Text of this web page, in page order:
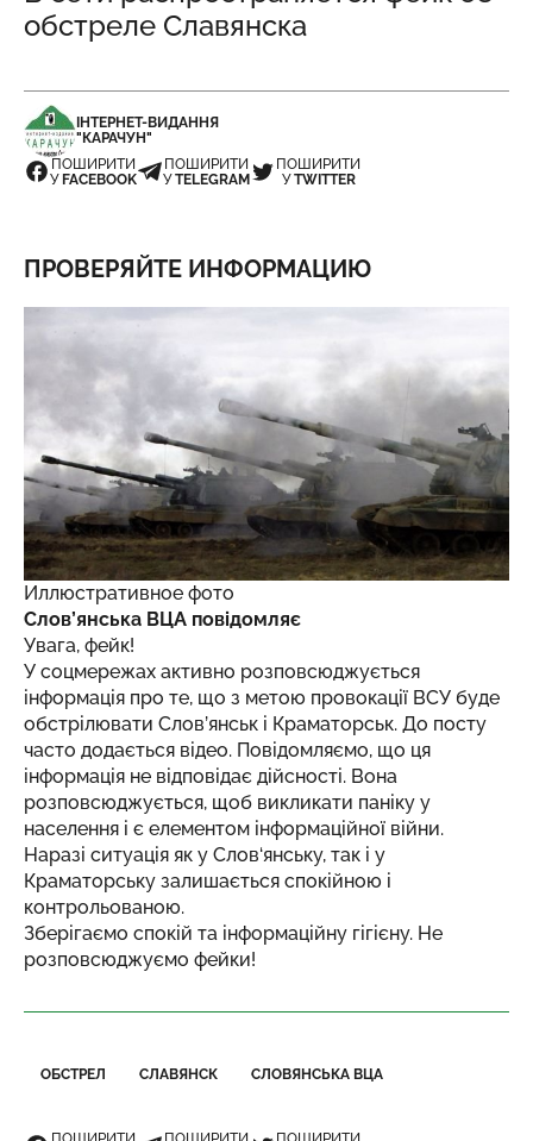
обстреле Славянска
ІНТЕРНЕТ-ВИДАННЯ
"КАРАЧУН"
ПОШИРИТИ
У FACEBOOK
ПОШИРИТИ
УTELEGRAM
ПОШИРИТИ
УTWITTER
ПРОВЕРЯЙТЕ ИНФОРМАЦИЮ
Иллюстративное фото
Слов’янська ВЦА повідомляє
Увага, фейк!
У соцмережах активно розповсюджується
інформація про те, що з метою провокації ВСУ буде
обстрілювати Слов’янськ і Краматорськ. До посту
часто додається відео. Повідомляємо, що ця
інформація не відповідає дійсності. Вона
розповсюджується, щоб викликати паніку у
населення і є елементом інформаційної війни.
Наразі ситуація як у Слов‘янську, так і у
Краматорську залишається спокійною і
контрольованою.
Зберігаємо спокій та інформаційну гігієну. Не
розповсюджуємо фейки!
ОБСТРЕЛ СЛАВЯНСК СЛОВЯНСЬКА ВЦА